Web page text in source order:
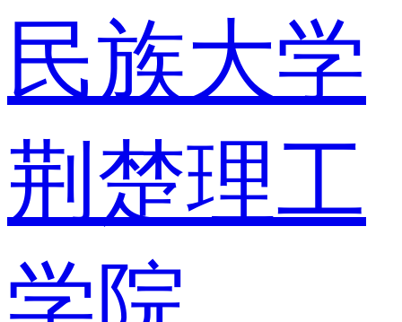
民族大学
荆楚理工